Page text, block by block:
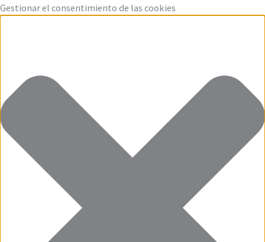
Gestionar el consentimiento de las cookies
Funcional
Preferencias
Estadísticas
Marketing
Ir